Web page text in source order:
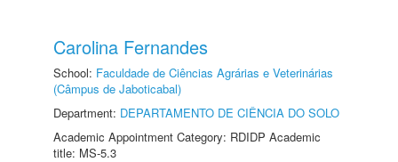
Carolina Fernandes
School: Faculdade de Ciências Agrárias e Veterinárias
(Câmpus de Jaboticabal)
Department: DEPARTAMENTO DE CIÊNCIA DO SOLO
Academic Appointment Category: RDIDP Academic
title: MS-5.3